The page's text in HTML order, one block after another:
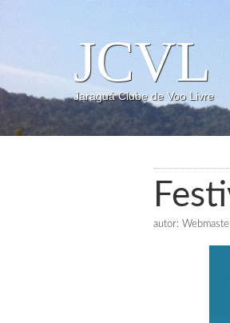
JCVL
Jaraguá Clube de Voo Livre
autor: